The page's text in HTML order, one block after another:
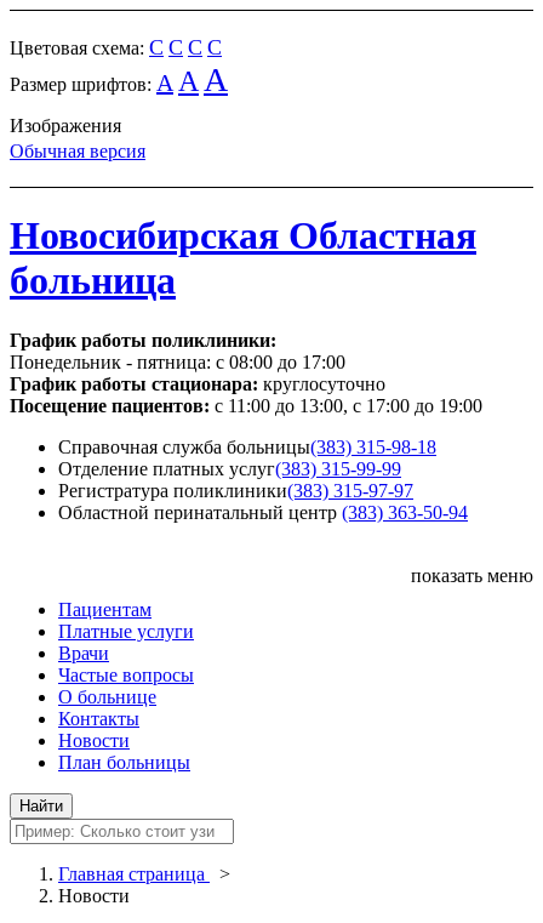
Цветовая схема: C C C C
Размер шрифтов: A A A
Изображения
Обычная версия
Новосибирская Областная
больница
График работы поликлиники:
Понедельник - пятница: с 08:00 до 17:00
График работы стационара: круглосуточно
Посещение пациентов: с 11:00 до 13:00, с 17:00 до 19:00
Справочная служба больницы(383) 315-98-18
Отделение платных услуг(383) 315-99-99
Регистратура поликлиники(383) 315-97-97
Областной перинатальный центр (383) 363-50-94
показать меню
Пациентам
Платные услуги
Врачи
Частые вопросы
О больнице
Контакты
Новости
План больницы
Главная страница
>
Новости